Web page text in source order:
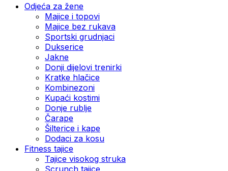
Odjeća za žene
Majice i topovi
Majice bez rukava
Sportski grudnjaci
Dukserice
Jakne
Donji dijelovi trenirki
Kratke hlačice
Kombinezoni
Kupaći kostimi
Donje rublje
Čarape
Šilterice i kape
Dodaci za kosu
Fitness tajice
Tajice visokog struka
Scrunch tajice